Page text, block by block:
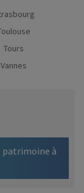
Tours
Vannes
patrimoine à